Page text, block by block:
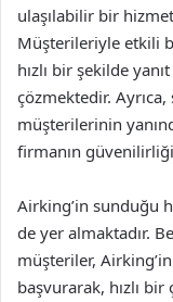
ulaşılabilir bir
Müşterileriyle etkili
hızlı bir şekilde
çözmektedir.
müşterilerinin
firmanın
Airking’in sunduğu
de yer almaktadır.
müşteriler,
başvurarak, hızlı